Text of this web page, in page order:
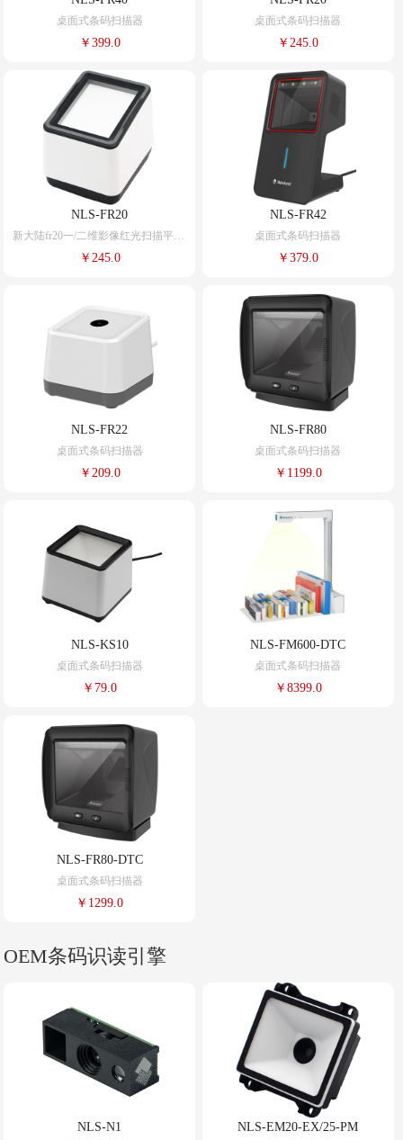
桌面式条码扫描器
￥399.0
桌面式条码扫描器
￥245.0
NLS-FR20
新大陆fr20一/二维影像红光扫描平台酒店门店仓库超市收银手机支付宝微信收款电子健康码扫码小白盒子
￥245.0
NLS-FR42
桌面式条码扫描器
￥379.0
NLS-FR22
桌面式条码扫描器
￥209.0
NLS-FR80
桌面式条码扫描器
￥1199.0
NLS-KS10
桌面式条码扫描器
￥79.0
NLS-FM600-DTC
桌面式条码扫描器
￥8399.0
NLS-FR80-DTC
桌面式条码扫描器
￥1299.0
OEM条码识读引擎
NLS-N1 NLS-EM20-EX/25-PM